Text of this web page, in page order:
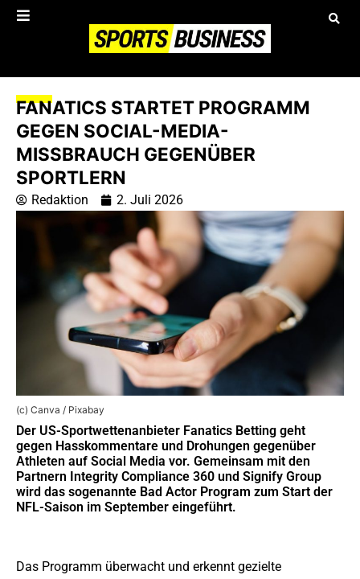
FANATICS STARTET PROGRAMM
GEGEN SOCIAL-MEDIA-
MISSBRAUCH GEGENÜBER
SPORTLERN
Redaktion 2. Juli 2026
(c) Canva / Pixabay
Der US-Sportwettenanbieter Fanatics Betting geht
gegen Hasskommentare und Drohungen gegenüber
Athleten auf Social Media vor. Gemeinsam mit den
Partnern Integrity Compliance 360 und Signify Group
wird das sogenannte Bad Actor Program zum Start der
NFL-Saison im September eingeführt.
Das Programm überwacht und erkennt gezielte